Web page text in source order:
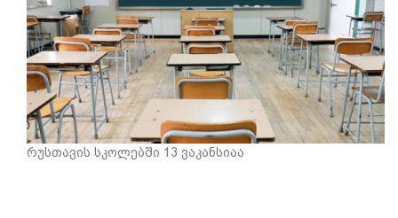
რუსთავის სკოლებში 13 ვაკანსიაა